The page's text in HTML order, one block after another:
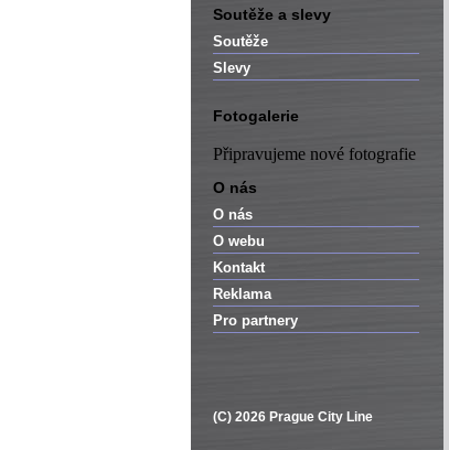
Soutěže a slevy
Soutěže
Slevy
Fotogalerie
Připravujeme nové fotografie
O nás
O nás
O webu
Kontakt
Reklama
Pro partnery
(C) 2026 Prague City Line